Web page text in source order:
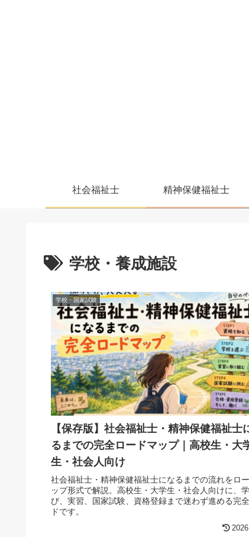
社会福祉士 精神保健福祉士
学校・養成施設
学校・国家試験
【保存版】社会福祉士・精神保健福祉士
るまでの完全ロードマップ｜高校生・大
生・社会人向け
社会福祉士・精神保健福祉士になるまでの流れをロ
ップ形式で解説。高校生・大学生・社会人向けに、
び、実習、国家試験、資格登録まで迷わず進める完
ドです。